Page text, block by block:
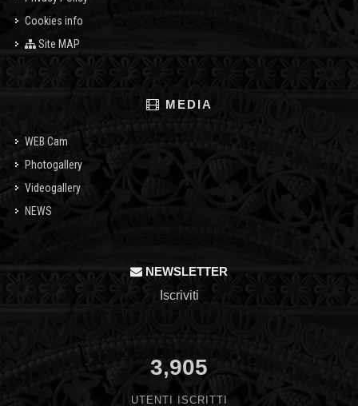
Cookies info
Site MAP
MEDIA
WEB Cam
Photogallery
Videogallery
NEWS
NEWSLETTER
Iscriviti
3,905
UTENTI ISCRITTI